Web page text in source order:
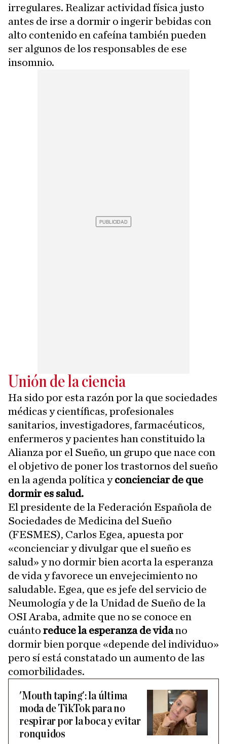
irregulares. Realizar actividad física justo
antes de irse a dormir o ingerir bebidas con
alto contenido en cafeína también pueden
ser algunos de los responsables de ese
insomnio.
Unión de la ciencia
Ha sido por esta razón por la que sociedades
médicas y científicas, profesionales
sanitarios, investigadores, farmacéuticos,
enfermeros y pacientes han constituido la
Alianza por el Sueño, un grupo que nace con
el objetivo de poner los trastornos del sueño
en la agenda política yconcienciar de que
dormir es salud.
El presidente de la Federación Española de
Sociedades de Medicina del Sueño
(FESMES), Carlos Egea, apuesta por
«concienciar y divulgar que el sueño es
salud» y no dormir bien acorta la esperanza
de vida y favorece un envejecimiento no
saludable. Egea, que es jefe del servicio de
Neumología y de la Unidad de Sueño de la
OSI Araba, admite que no se conoce en
cuánto reduce la esperanza de vidano
dormir bien porque «depende del individuo»
pero sí está constatado un aumento de las
comorbilidades.
'Mouth taping': la última
moda de TikTok para no
respirar por la boca y evitar
ronquidos